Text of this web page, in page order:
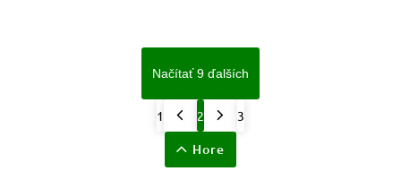
Načítať 9 ďalších
1 2 3
Hore